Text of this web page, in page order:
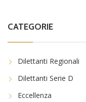
CATEGORIE
Dilettanti Regionali
Dilettanti Serie D
Eccellenza